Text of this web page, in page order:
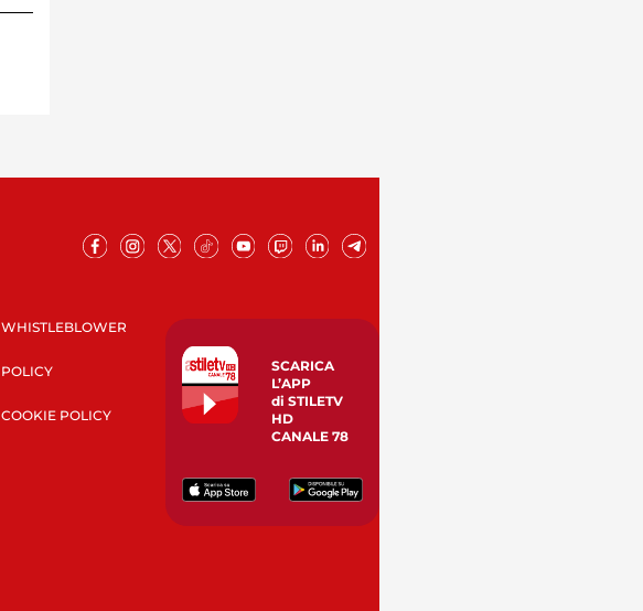
WHISTLEBLOWER
POLICY
COOKIE POLICY
SCARICA
L’APP
di STILETV
HD
CANALE 78